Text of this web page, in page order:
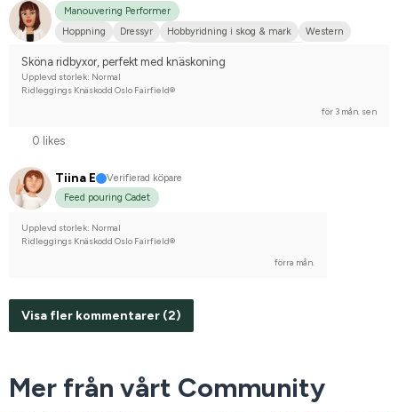
Manouvering Performer
Hoppning
Dressyr Hobbyridning i skog & mark
Western
Tävlingsrider på hobbynivå
Sköna ridbyxor, perfekt med knäskoning
Upplevd storlek: Normal
Ridleggings Knäskodd Oslo Fairfield®
för 3 mån. sen
0 likes
Tiina E
Verifierad köpare
Feed pouring Cadet
Upplevd storlek: Normal
Ridleggings Knäskodd Oslo Fairfield®
förra mån.
Visa fler kommentarer (2)
Mer från vårt Community